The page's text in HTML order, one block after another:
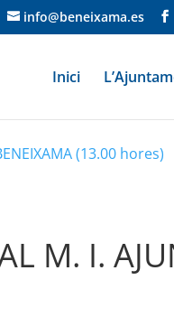
info@beneixama.es
Inici
(13.00 hores)
M. I.